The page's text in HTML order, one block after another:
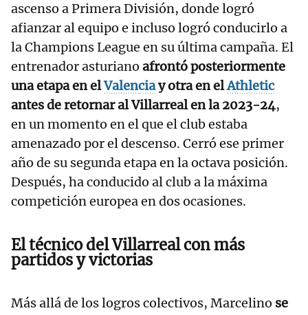
ascenso a Primera División, donde logró
afianzar al equipo e incluso logró conducirlo a
la Champions League en su última campaña. El
entrenador asturiano afrontó posteriormente
una etapa en elValenciay otra en elAthletic
antes de retornar al Villarreal en la 2023-24,
en un momento en el que el club estaba
amenazado por el descenso. Cerró ese primer
año de su segunda etapa en la octava posición.
Después, ha conducido al club a la máxima
competición europea en dos ocasiones.
El técnico del Villarreal con más
partidos y victorias
Más allá de los logros colectivos, Marcelino se